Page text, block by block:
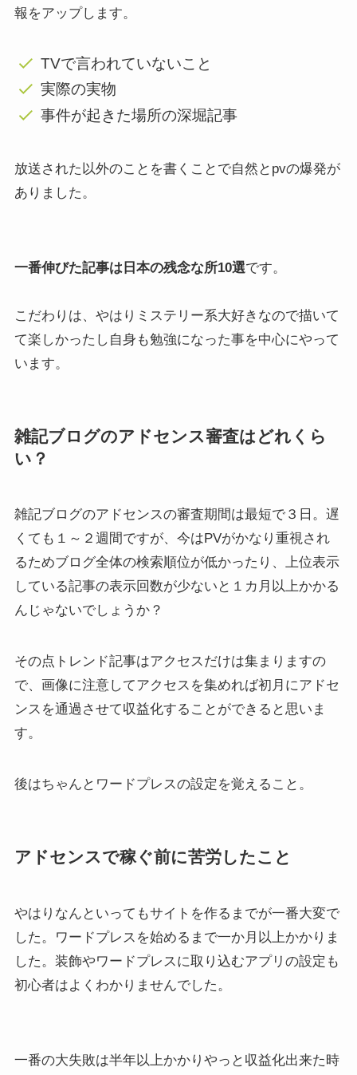
報をアップします。
TVで言われていないこと
実際の実物
事件が起きた場所の深堀記事
放送された以外のことを書くことで自然とpvの爆発が
ありました。
一番伸びた記事は日本の残念な所10選です。
こだわりは、やはりミステリー系大好きなので描いて
て楽しかったし自身も勉強になった事を中心にやって
います。
雑記ブログのアドセンス審査はどれくら
い？
雑記ブログのアドセンスの審査期間は最短で３日。遅
くても１～２週間ですが、今はPVがかなり重視され
るためブログ全体の検索順位が低かったり、上位表示
している記事の表示回数が少ないと１カ月以上かかる
んじゃないでしょうか？
その点トレンド記事はアクセスだけは集まりますの
で、画像に注意してアクセスを集めれば初月にアドセ
ンスを通過させて収益化することができると思いま
す。
後はちゃんとワードプレスの設定を覚えること。
アドセンスで稼ぐ前に苦労したこと
やはりなんといってもサイトを作るまでが一番大変で
した。ワードプレスを始めるまで一か月以上かかりま
した。装飾やワードプレスに取り込むアプリの設定も
初心者はよくわかりませんでした。
一番の大失敗は半年以上かかりやっと収益化出来た時